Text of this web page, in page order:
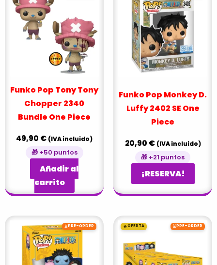
Funko Pop Tony Tony
Chopper 2340
Bundle One Piece
49,90 € (IVA incluido)
🎁 +50 puntos
Añadir al
carrito
Funko Pop Monkey D.
Luffy 2402 SE One
Piece
20,90 € (IVA incluido)
🎁 +21 puntos
¡RESERVA!
⌛PRE-ORDER 🔥OFERTA ⌛PRE-ORDER
El
precio
102,00 €.
El
precio
89,95